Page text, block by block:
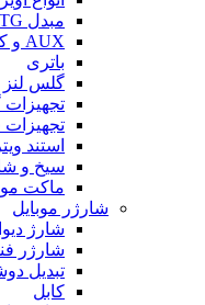
مبدل OTG و دانگل
AUX و کابل صدا
باتری
گلس لنز
استند
سیخ و
ماکت
شارژر موبایل
شارژ
شارژر
تبدیل
کابل